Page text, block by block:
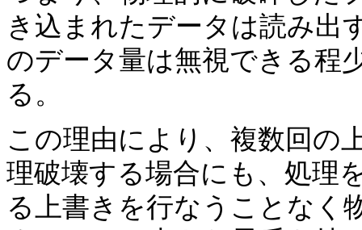
き込まれたデータは読み出
のデータ量は無視できる程
る。
この理由により、複数回の
理破壊する場合にも、処理
る上書きを行なうことなく